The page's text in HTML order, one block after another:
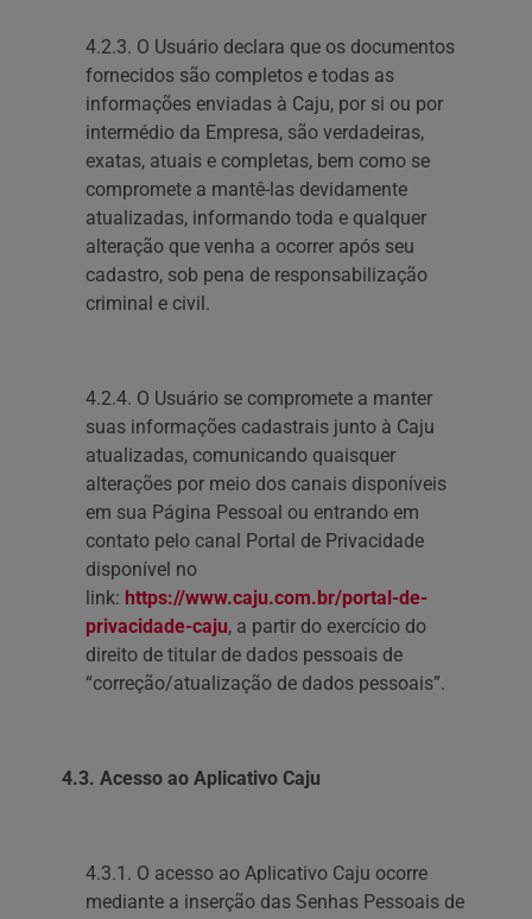
4.2.3. O Usuário declara que os documentos
fornecidos são completos e todas as
informações enviadas à Caju, por si ou por
intermédio da Empresa, são verdadeiras,
exatas, atuais e completas, bem como se
compromete a mantê-las devidamente
atualizadas, informando toda e qualquer
alteração que venha a ocorrer após seu
cadastro, sob pena de responsabilização
criminal e civil.
4.2.4. O Usuário se compromete a manter
suas informações cadastrais junto à Caju
atualizadas, comunicando quaisquer
alterações por meio dos canais disponíveis
em sua Página Pessoal ou entrando em
contato pelo canal Portal de Privacidade
disponível no
link: https://www.caju.com.br/portal-de-
privacidade-caju, a partir do exercício do
direito de titular de dados pessoais de
“correção/atualização de dados pessoais”.
4.3. Acesso ao Aplicativo Caju
4.3.1. O acesso ao Aplicativo Caju ocorre
mediante a inserção das Senhas Pessoais de